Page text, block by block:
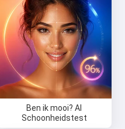
Ben ik mooi? AI
Schoonheidstest